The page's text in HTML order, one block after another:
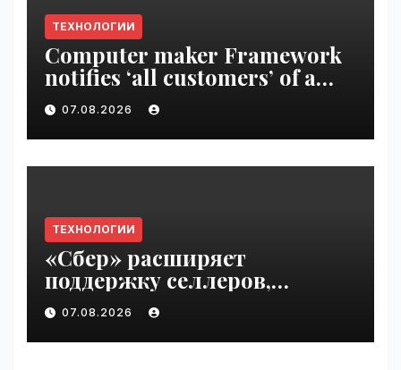
ТЕХНОЛОГИИ
Computer maker Framework
notifies ‘all customers’ of a
data breach | VseTime.ru
07.08.2026
ТЕХНОЛОГИИ
«Сбер» расширяет
поддержку селлеров,
пострадавших от
инцидентов на складах
Wildberries | VseTime.ru
07.08.2026